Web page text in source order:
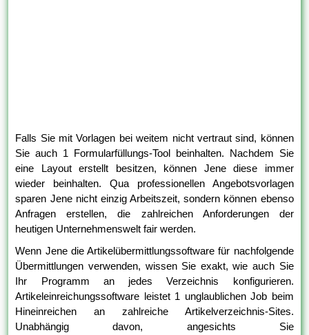
Falls Sie mit Vorlagen bei weitem nicht vertraut sind, können
Sie auch 1 Formularfüllungs-Tool beinhalten. Nachdem Sie
eine Layout erstellt besitzen, können Jene diese immer
wieder beinhalten. Qua professionellen Angebotsvorlagen
sparen Jene nicht einzig Arbeitszeit, sondern können ebenso
Anfragen erstellen, die zahlreichen Anforderungen der
heutigen Unternehmenswelt fair werden.
Wenn Jene die Artikelübermittlungssoftware für nachfolgende
Übermittlungen verwenden, wissen Sie exakt, wie auch Sie
Ihr Programm an jedes Verzeichnis konfigurieren.
Artikeleinreichungssoftware leistet 1 unglaublichen Job beim
Hineinreichen an zahlreiche Artikelverzeichnis-Sites.
Unabhängig davon, angesichts Sie